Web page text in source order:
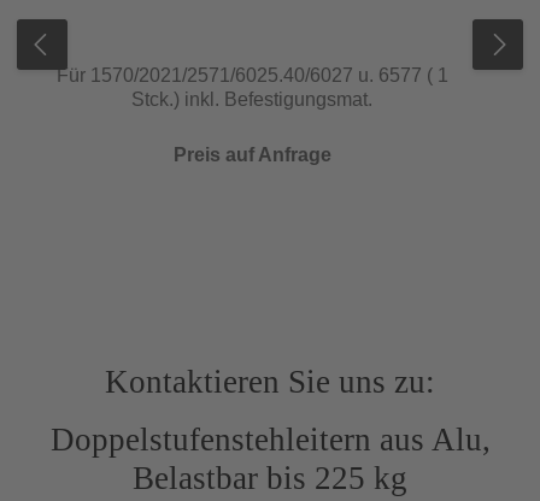
Für 1570/2021/2571/6025.40/6027 u. 6577 ( 1
Stck.) inkl. Befestigungsmat.
Preis auf Anfrage
Kontaktieren Sie uns zu:
Doppelstufenstehleitern aus Alu,
Belastbar bis 225 kg